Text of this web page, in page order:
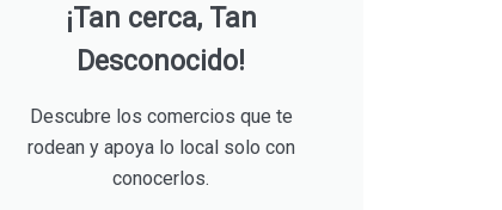
¡Tan cerca, Tan
Desconocido!
Descubre los comercios que te
rodean y apoya lo local solo con
conocerlos.